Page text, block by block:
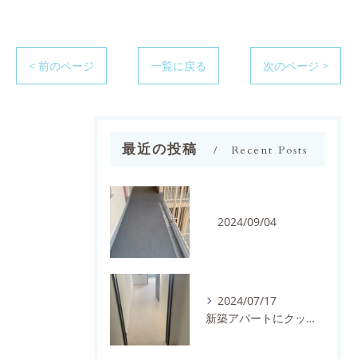
< 前のページ 一覧に戻る 次のページ >
最近の投稿 Recent Posts
2024/09/04
2024/07/17
新築アパートにクッションフロアを施工しました。